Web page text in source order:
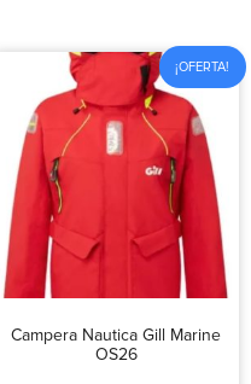
¡OFERTA!
Campera Nautica Gill Marine
OS26